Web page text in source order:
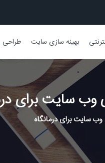
بهینه سازی سایت طراحی
سایت برای
سایت برای درمانگاه